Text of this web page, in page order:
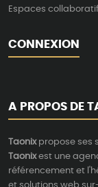
Espaces
CONNEXION
A PROPOS DE
Taonixpropose ses
Taonixest une
référencement et